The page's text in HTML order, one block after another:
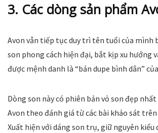
3. Các dòng sản phẩm
Avon vẫn tiếp tục duy trì tên tuổi của mình
son phong cách hiện đại, bắt kịp xu hướng
được mệnh danh là “bản dupe bình dân”
Dòng son này có phiên bản vỏ son đẹp
Avon theo đánh giá từ các bài khảo sát
Xuất hiện với dáng son trụ, giữ nguyên kiểu